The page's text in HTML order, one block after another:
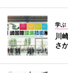
学ぶ
川
さ